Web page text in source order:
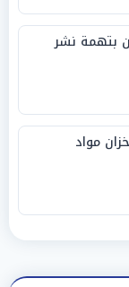
بتهمة نشر
مواد